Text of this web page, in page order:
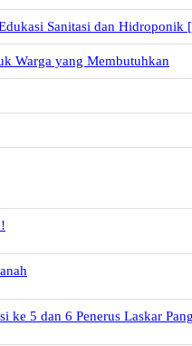
Sanitasi dan Hidroponik
Warga yang Membutuhkan
ke 5 dan 6 Penerus Laskar